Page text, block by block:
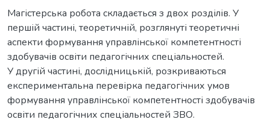
Магістерська робота складається з двох розділів. У
першій частині, теоретичній, розглянуті теоретичні
аспекти формування управлінської компетентності
здобувачів освіти педагогічних спеціальностей.
У другій частині, дослідницькій, розкриваються
експериментальна перевірка педагогічних умов
формування управлінської компетентності здобувачів
освіти педагогічних спеціальностей ЗВО.